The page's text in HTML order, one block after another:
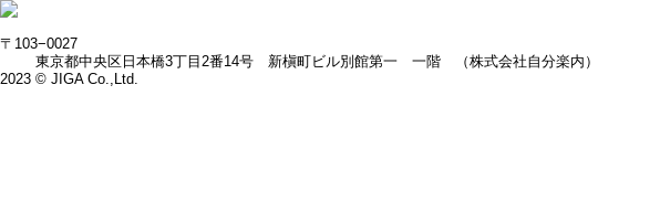
〒103−0027
東京都中央区日本橋3丁目2番14号 新槇町ビル別館第一 一階 （株式会社自分楽内）
2023 © JIGA Co.,Ltd.